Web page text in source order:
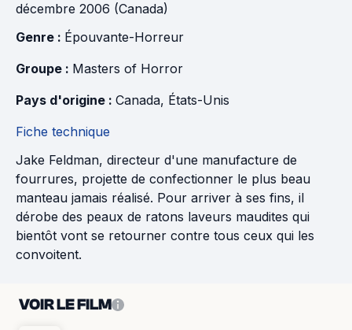
décembre 2006 (Canada)
Genre : Épouvante-Horreur
Groupe : Masters of Horror
Pays d'origine : Canada, États-Unis
Fiche technique
Jake Feldman, directeur d'une manufacture de
fourrures, projette de confectionner le plus beau
manteau jamais réalisé. Pour arriver à ses fins, il
dérobe des peaux de ratons laveurs maudites qui
bientôt vont se retourner contre tous ceux qui les
convoitent.
VOIR LE FILM